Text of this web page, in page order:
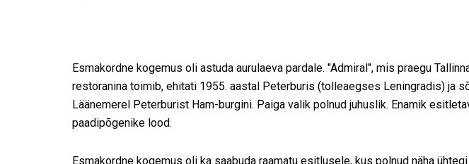
Esmakordne kogemus oli astuda aurulaeva pardale. "Admiral", mis praegu
restoranina toimib, ehitati 1955. aastal Peterburis (tolleaegses Leningradis) ja
Läänemerel Peterburist Ham-burgini. Paiga valik polnud juhuslik. Enamik
paadipõgenike lood.
Esmakordne kogemus oli ka saabuda raamatu esitlusele, kus polnud näha